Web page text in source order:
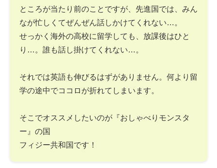
ところが当たり前のことですが、先進国では、みん
なが忙しくてぜんぜん話しかけてくれない…。
せっかく海外の高校に留学しても、放課後はひと
り…。誰も話し掛けてくれない…。
それでは英語も伸びるはずがありません。何より留
学の途中でココロが折れてしまいます。
そこでオススメしたいのが『おしゃべりモンスタ
ー』の国
フィジー共和国です！